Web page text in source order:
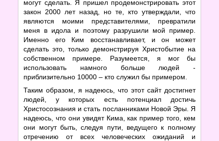
могут сделать. Я пришел продемонстрировать этот
закон 2000 лет назад, но те, кто утверждали, что
являются моими представителями, превратили
меня в идола и поэтому разрушили мой пример.
Именно его Ким восстанавливает, и он может
сделать это, только демонстрируя Христобытие на
собственном примере. Разумеется, я мог бы
использовать намного больше людей -
приблизительно 10000 – кто служил бы примером.
Таким образом, я надеюсь, что этот сайт достигнет
людей, у которых есть потенциал достичь
Христосознания и стать посланниками Новой Эры. Я
надеюсь, что они увидят Кима, как пример того, кем
они могут быть, следуя пути, ведущего к полному
отречению от всех человеческих ожиданий и